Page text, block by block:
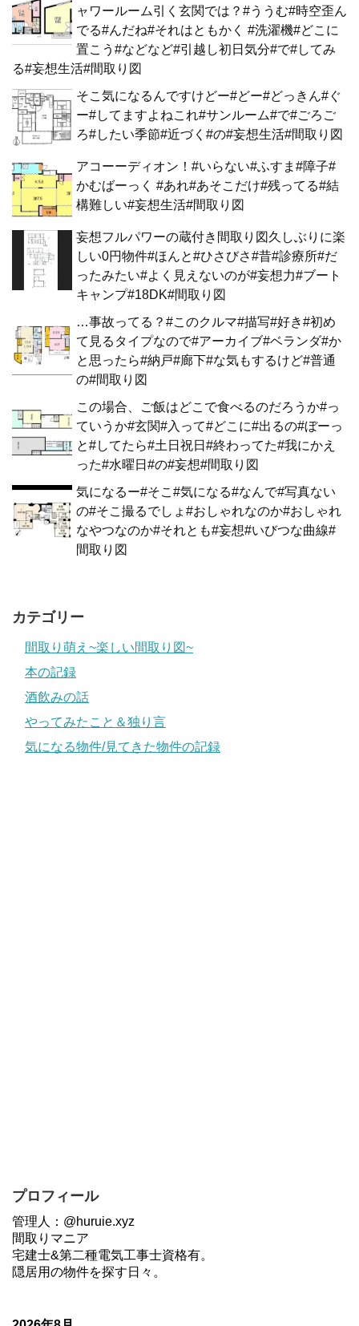
ャワールーム引く玄関では？#ううむ#時空歪ん
でる#んだね#それはともかく #洗濯機#どこに
置こう#などなど#引越し初日気分#で#してみ
る#妄想生活#間取り図
そこ気になるんですけどー#どー#どっきん#ぐ
ー#してますよねこれ#サンルーム#で#ごろご
ろ#したい季節#近づく#の#妄想生活#間取り図
アコーーディオン！#いらない#ふすま#障子#
かむばーっく #あれ#あそこだけ#残ってる#結
構難しい#妄想生活#間取り図
妄想フルパワーの蔵付き間取り図久しぶりに楽
しい0円物件#ほんと#ひさびさ#昔#診療所#だ
ったみたい#よく見えないのが#妄想力#ブート
キャンプ#18DK#間取り図
…事故ってる？#このクルマ#描写#好き#初め
て見るタイプなので#アーカイブ#ベランダ#か
と思ったら#納戸#廊下#な気もするけど#普通
の#間取り図
この場合、ご飯はどこで食べるのだろうか#っ
ていうか#玄関#入って#どこに#出るの#ぼーっ
と#してたら#土日祝日#終わってた#我にかえ
った#水曜日#の#妄想#間取り図
気になるー#そこ#気になる#なんで#写真ない
の#そこ撮るでしょ#おしゃれなのか#おしゃれ
なやつなのか#それとも#妄想#いびつな曲線#
間取り図
カテゴリー
間取り萌え~楽しい間取り図~
本の記録
酒飲みの話
やってみたこと＆独り言
気になる物件/見てきた物件の記録
プロフィール
管理人：@huruie.xyz
間取りマニア
宅建士&第二種電気工事士資格有。
隠居用の物件を探す日々。